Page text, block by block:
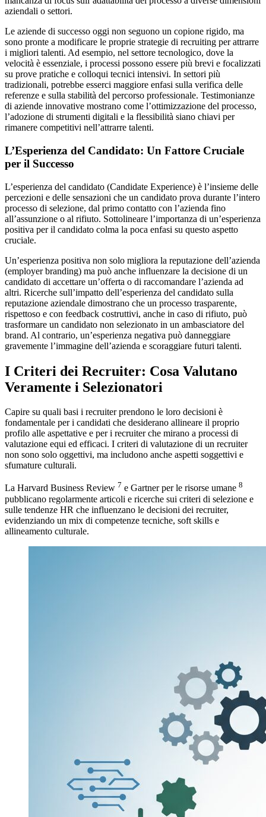
aziendali o settori.
Le aziende di successo oggi non seguono un copione rigido, ma
sono pronte a modificare le proprie strategie di recruiting per attrarre
i migliori talenti. Ad esempio, nel settore tecnologico, dove la
velocità è essenziale, i processi possono essere più brevi e focalizzati
su prove pratiche e colloqui tecnici intensivi. In settori più
tradizionali, potrebbe esserci maggiore enfasi sulla verifica delle
referenze e sulla stabilità del percorso professionale. Testimonianze
di aziende innovative mostrano come l’ottimizzazione del processo,
l’adozione di strumenti digitali e la flessibilità siano chiavi per
rimanere competitivi nell’attrarre talenti.
L’Esperienza del Candidato: Un Fattore Cruciale
per il Successo
L’esperienza del candidato (Candidate Experience) è l’insieme delle
percezioni e delle sensazioni che un candidato prova durante l’intero
processo di selezione, dal primo contatto con l’azienda fino
all’assunzione o al rifiuto. Sottolineare l’importanza di un’esperienza
positiva per il candidato colma la poca enfasi su questo aspetto
cruciale.
Un’esperienza positiva non solo migliora la reputazione dell’azienda
(employer branding) ma può anche influenzare la decisione di un
candidato di accettare un’offerta o di raccomandare l’azienda ad
altri. Ricerche sull’impatto dell’esperienza del candidato sulla
reputazione aziendale dimostrano che un processo trasparente,
rispettoso e con feedback costruttivi, anche in caso di rifiuto, può
trasformare un candidato non selezionato in un ambasciatore del
brand. Al contrario, un’esperienza negativa può danneggiare
gravemente l’immagine dell’azienda e scoraggiare futuri talenti.
I Criteri dei Recruiter: Cosa Valutano
Veramente i Selezionatori
Capire su quali basi i recruiter prendono le loro decisioni è
fondamentale per i candidati che desiderano allineare il proprio
profilo alle aspettative e per i recruiter che mirano a processi di
valutazione equi ed efficaci. I criteri di valutazione di un recruiter
non sono solo oggettivi, ma includono anche aspetti soggettivi e
sfumature culturali.
La Harvard Business Review 7 e Gartner per le risorse umane 8
pubblicano regolarmente articoli e ricerche sui criteri di selezione e
sulle tendenze HR che influenzano le decisioni dei recruiter,
evidenziando un mix di competenze tecniche, soft skills e
allineamento culturale.